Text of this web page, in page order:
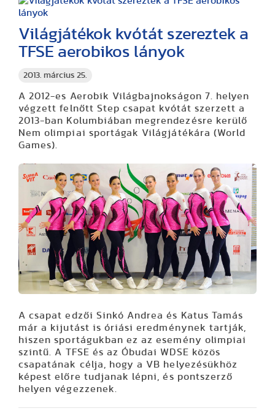
2013. március 25.
Világjátékok kvótát szereztek a
TFSE aerobikos lányok
A 2012-es Aerobik Világbajnokságon 7. helyen
végzett felnőtt Step csapat kvótát szerzett a
2013-ban Kolumbiában megrendezésre kerülő
Nem olimpiai sportágak Világjátékára (World
Games).
A csapat edzői Sinkó Andrea és Katus Tamás
már a kijutást is óriási eredménynek tartják,
hiszen sportágukban ez az esemény olimpiai
szintű. A TFSE és az Óbudai WDSE közös
csapatának célja, hogy a VB helyezésükhöz
képest előre tudjanak lépni, és pontszerző
helyen végezzenek.